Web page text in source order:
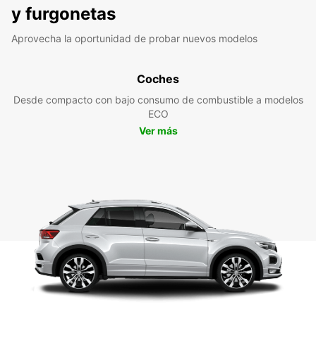
y furgonetas
Aprovecha la oportunidad de probar nuevos modelos
Coches
Desde compacto con bajo consumo de combustible a modelos
ECO
Ver más